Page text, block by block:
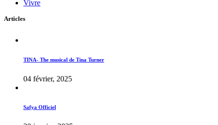
Vivre
Articles
TINA- The musical de Tina Turner
04 février, 2025
Safya Officiel